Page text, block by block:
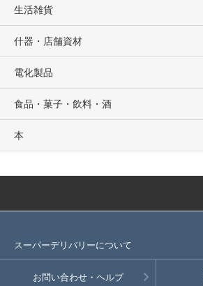
生活雑貨
什器・店舗資材
電化製品
食品・菓子・飲料・酒
本
スーパーデリバリーについて
お問い合わせ・ヘルプ